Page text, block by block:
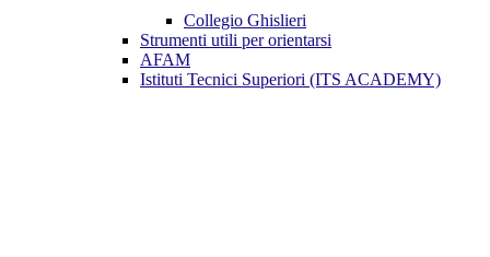
Collegio Ghislieri
Strumenti utili per orientarsi
AFAM
Istituti Tecnici Superiori (ITS ACADEMY)